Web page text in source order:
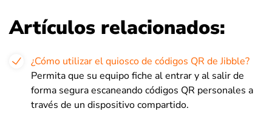
Artículos relacionados:
¿Cómo utilizar el quiosco de códigos QR de Jibble?
Permita que su equipo fiche al entrar y al salir de
forma segura escaneando códigos QR personales a
través de un dispositivo compartido.